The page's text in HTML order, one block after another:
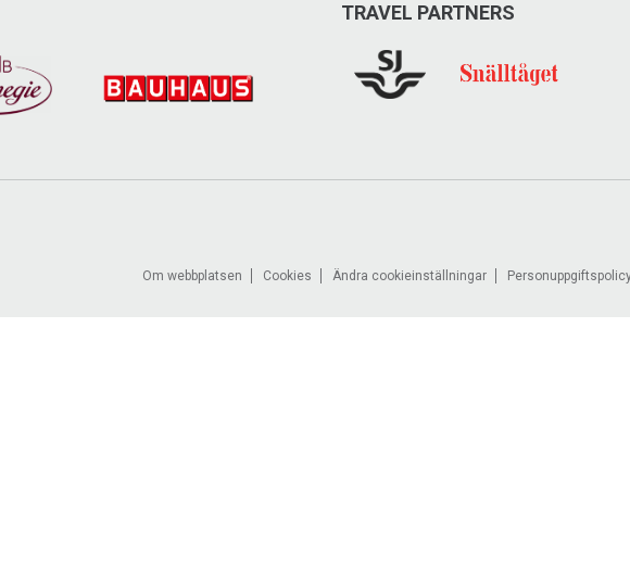
TRAVEL PARTNERS
Om webbplatsen Cookies Ändra cookieinställningar